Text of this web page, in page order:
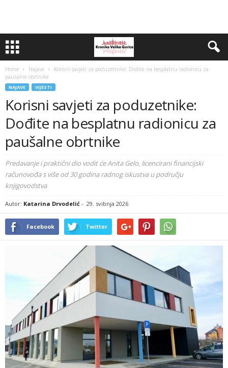
Home Najave
Korisni savjeti za poduzetnike: Dođite na besplatnu radionicu za
paušalne obrtnike
NAJAVE VIJESTI
Korisni savjeti za poduzetnike:
Dođite na besplatnu radionicu za
paušalne obrtnike
Predavanje i praktični dio vodit će Anita Gelo, licencirani financijski
računovođa s više od 30 godina radnog iskustva u području
knjigovodstva
Autor: Katarina Drvodelić - 29. svibnja 2026
Facebook Twitter